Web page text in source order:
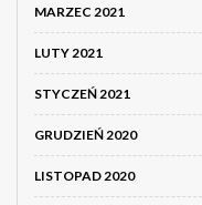
MARZEC 2021
LUTY 2021
STYCZEŃ 2021
GRUDZIEŃ 2020
LISTOPAD 2020